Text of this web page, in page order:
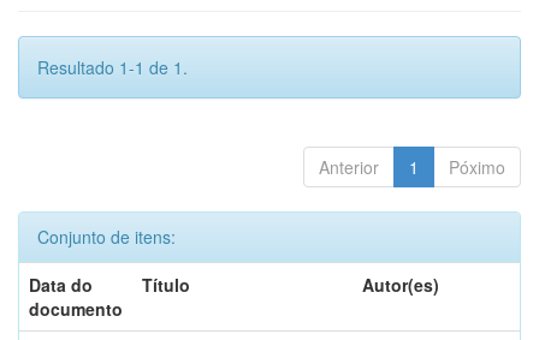
Resultado 1-1 de 1.
Anterior 1 Póximo
Conjunto de itens:
Data do
documento
Título Autor(es)